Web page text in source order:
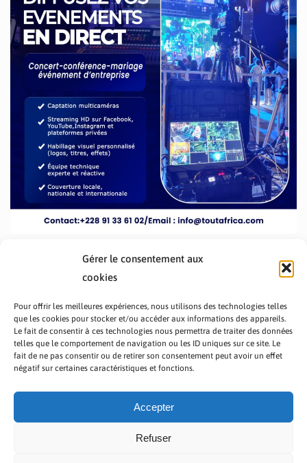
Gérer le consentement aux
cookies
Pour offrir les meilleures expériences, nous utilisons des technologies telles
que les cookies pour stocker et/ou accéder aux informations des appareils.
Le fait de consentir à ces technologies nous permettra de traiter des données
telles que le comportement de navigation ou les ID uniques sur ce site. Le
fait de ne pas consentir ou de retirer son consentement peut avoir un effet
négatif sur certaines caractéristiques et fonctions.
Accepter
Refuser
PRÉSENTATION TOUTAFRICA
A PROPOS